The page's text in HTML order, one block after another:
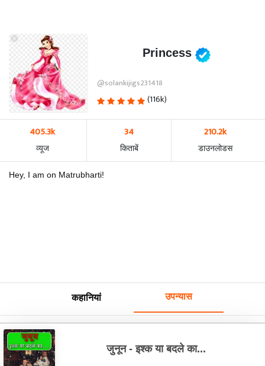
Princess
@solankijigs231418
(116k)
405.3k
व्यूज
34
किताबें
210.2k
डाउनलोडस
Hey, I am on Matrubharti!
कहानियां उपन्यास
जुनून - इश्क या बदले का...